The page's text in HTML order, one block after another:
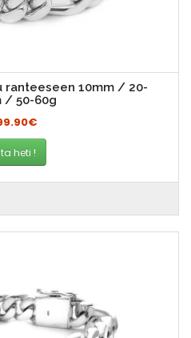
ranteeseen 10mm / 20-
/ 50-60g
heti !